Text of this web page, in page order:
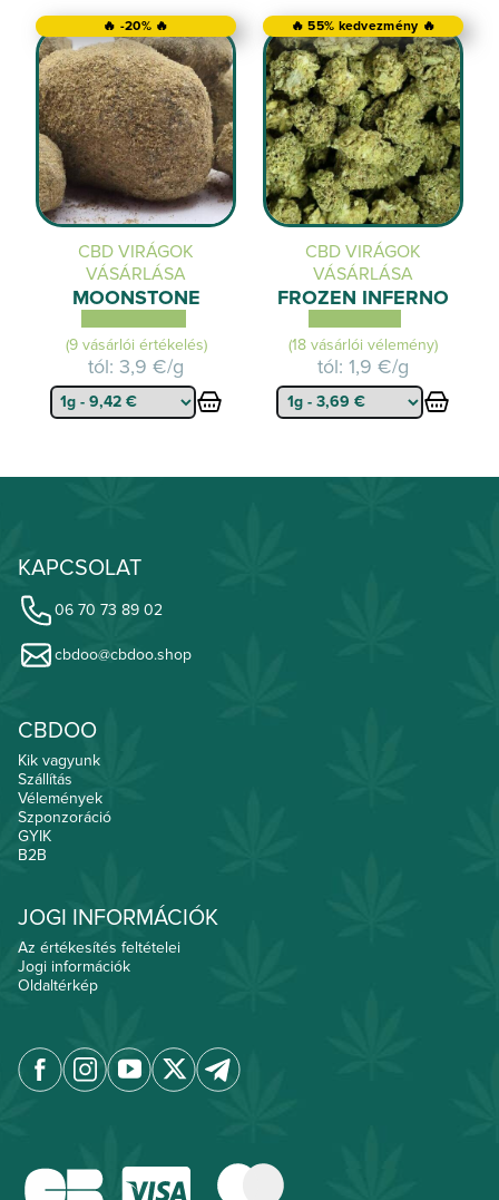
🔥 -20% 🔥
CBD VIRÁGOK
VÁSÁRLÁSA
MOONSTONE
(9 vásárlói értékelés)
tól: 3,9 €/g
🔥 55% kedvezmény 🔥
CBD VIRÁGOK
VÁSÁRLÁSA
FROZEN INFERNO
(18 vásárlói vélemény)
tól: 1,9 €/g
KAPCSOLAT
06 70 73 89 02
cbdoo@cbdoo.shop
CBDOO
Kik vagyunk
Szállítás
Vélemények
Szponzoráció
GYIK
B2B
JOGI INFORMÁCIÓK
Az értékesítés feltételei
Jogi információk
Oldaltérkép